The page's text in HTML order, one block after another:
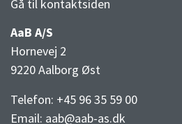
Gå til kontaktsiden
AaB A/S
Hornevej 2
9220 Aalborg Øst
Telefon: +45 96 35 59 00
Email: aab@aab-as.dk